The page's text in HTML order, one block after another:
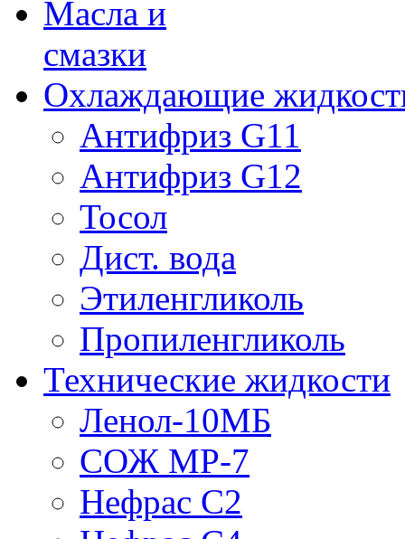
Масла и
смазки
Охлаждающие
Антифриз G11
Антифриз G12
Тосол
Дист. вода
Этиленгликоль
Пропиленгликоль
Технические жидкости
Ленол-10МБ
СОЖ МР-7
Нефрас С2